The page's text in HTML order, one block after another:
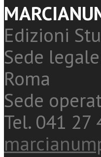
Edizioni
Sede
Roma
Sede
Tel. 041 27